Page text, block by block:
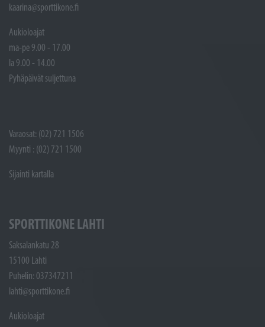
kaarina@sporttikone.fi
Aukioloajat
ma-pe 9.00 - 17.00
la 9.00 - 14.00
Pyhäpäivät suljettuna
Varaosat: (02) 721 1506
Myynti : (02) 721 1500
Sijainti kartalla
SPORTTIKONE LAHTI
Saksalankatu 28
15100 Lahti
Puhelin: 037347211
lahti@sporttikone.fi
Aukioloajat